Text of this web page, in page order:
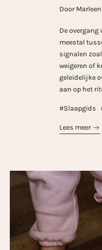
Door
De
meestal
signalen
weigeren of
geleidelijke
aan op het
#Slaapgids
Lees meer